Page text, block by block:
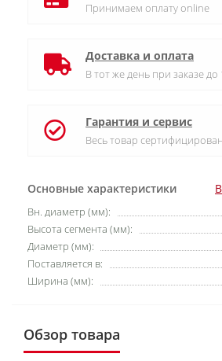
Основные характеристики
Вн. диаметр (мм):
Высота сегмента (мм):
Диаметр (мм):
Поставляется в:
Ширина (мм):
Принимаем оплату online
Доставка и оплата
В тот же день при заказе до
Гарантия и сервис
Весь товар сертифицирован
Обзор товара